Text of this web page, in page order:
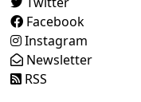
Facebook
Instagram
Newsletter
RSS